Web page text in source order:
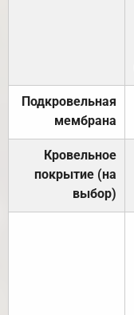
Подкровельная
мембрана
Кровельное
покрытие (на
выбор)